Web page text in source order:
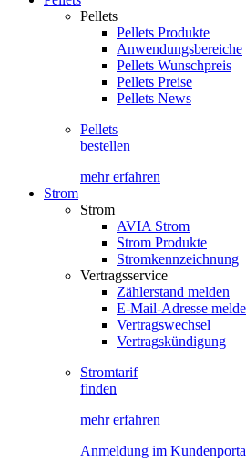
Pellets
Pellets Produkte
Anwendungsbereiche
Pellets Wunschpreis
Pellets Preise
Pellets News
Pellets
bestellen
mehr erfahren
Strom
Strom
AVIA Strom
Strom Produkte
Stromkennzeichnung
Vertragsservice
Zählerstand melden
E-Mail-Adresse
Vertragswechsel
Vertragskündigung
Stromtarif
finden
mehr erfahren
Anmeldung im